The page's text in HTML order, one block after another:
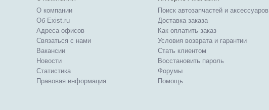
О компании
Об Exist.ru
Адреса офисов
Связаться с нами
Вакансии
Новости
Статистика
Правовая информация
Поиск автозапчастей и аксессуаров
Доставка заказа
Как оплатить заказ
Условия возврата и гарантии
Стать клиентом
Восстановить пароль
Форумы
Помощь